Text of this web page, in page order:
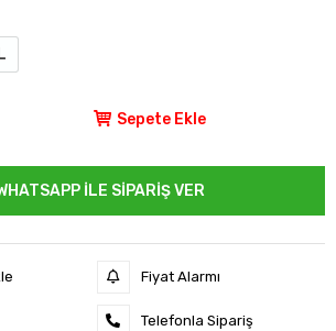
Sepete Ekle
İLE SİPARİŞ VER
Fiyat Alarmı
Telefonla Sipariş